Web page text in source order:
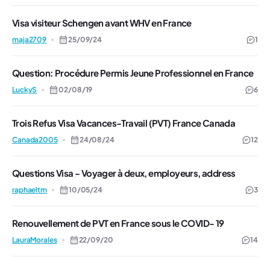
Visa visiteur Schengen avant WHV en France
maja2709 25/09/24 1
Question: Procédure Permis Jeune Professionnel en France
LuckyS 02/08/19 6
Trois Refus Visa Vacances-Travail (PVT) France Canada
Canada2005 24/08/24 12
Questions Visa - Voyager à deux, employeurs, address
raphaeltm 10/05/24 3
Renouvellement de PVT en France sous le COVID- 19
LauraMorales 22/09/20 14